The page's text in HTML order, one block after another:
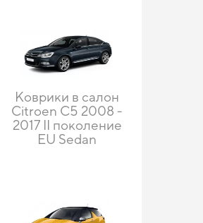
Коврики в салон
Citroen C5 2008 -
2017 II поколение
EU Sedan